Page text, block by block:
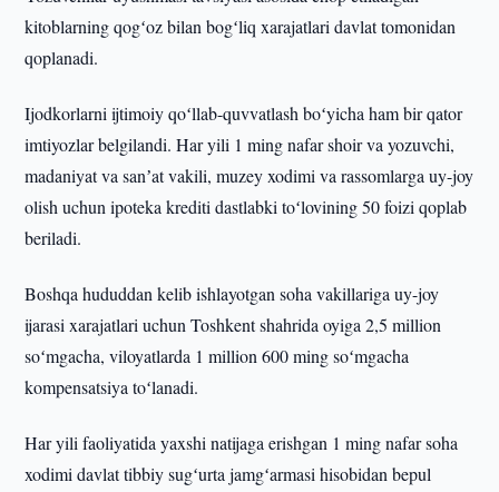
kitoblarning qogʻoz bilan bogʻliq xarajatlari davlat tomonidan
qoplanadi.
Ijodkorlarni ijtimoiy qoʻllab-quvvatlash boʻyicha ham bir qator
imtiyozlar belgilandi. Har yili 1 ming nafar shoir va yozuvchi,
madaniyat va sanʼat vakili, muzey xodimi va rassomlarga uy-joy
olish uchun ipoteka krediti dastlabki toʻlovining 50 foizi qoplab
beriladi.
Boshqa hududdan kelib ishlayotgan soha vakillariga uy-joy
ijarasi xarajatlari uchun Toshkent shahrida oyiga 2,5 million
soʻmgacha, viloyatlarda 1 million 600 ming soʻmgacha
kompensatsiya toʻlanadi.
Har yili faoliyatida yaxshi natijaga erishgan 1 ming nafar soha
xodimi davlat tibbiy sugʻurta jamgʻarmasi hisobidan bepul